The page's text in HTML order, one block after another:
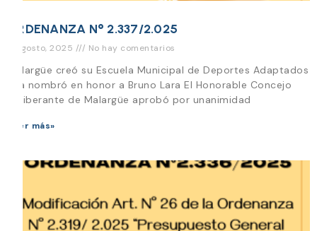
ORDENANZA N° 2.337/2.025
6 agosto, 2025 No hay comentarios
Malargüe creó su Escuela Municipal de Deportes Adaptados
y la nombró en honor a Bruno Lara El Honorable Concejo
Deliberante de Malargüe aprobó por unanimidad
Leer más»